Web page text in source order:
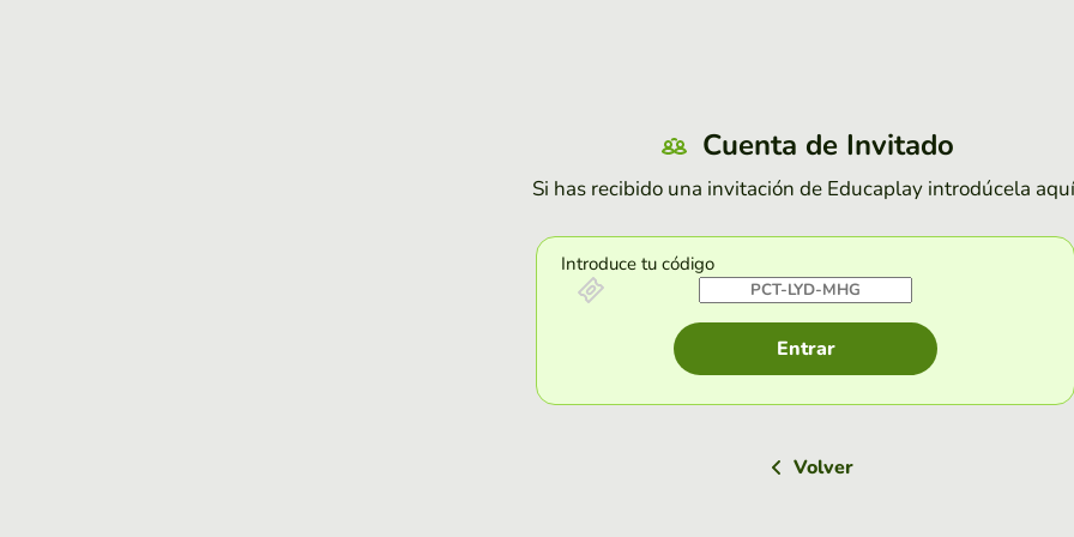
Cuenta de Invitado
Si has recibido una invitación de Educaplay introdúcela
Introduce tu código
Entrar
Volver